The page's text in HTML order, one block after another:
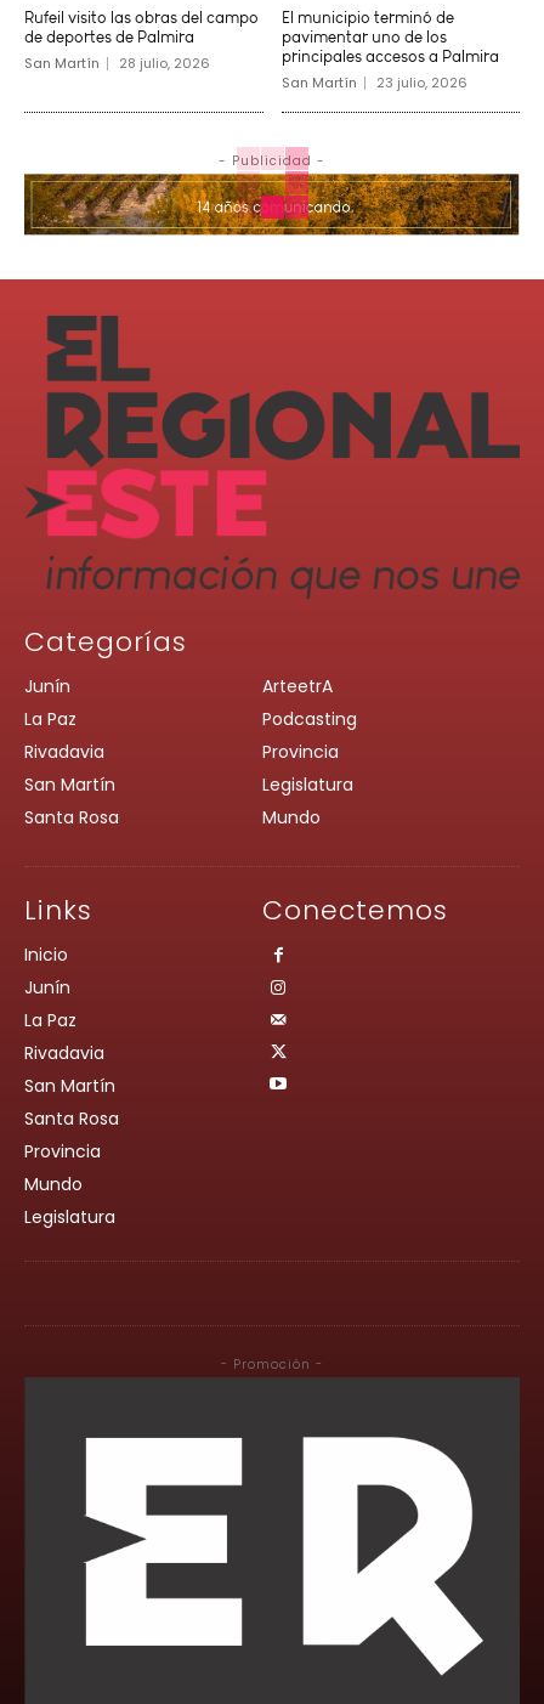
Rufeil visito las obras del campo
de deportes de Palmira
San Martín 28 julio, 2026
El municipio terminó de
pavimentar uno de los
principales accesos a Palmira
San Martín 23 julio, 2026
- Publicidad -
Categorías
Junín
La Paz
Rivadavia
San Martín
Santa Rosa
ArteetrA
Podcasting
Provincia
Legislatura
Mundo
Links
Inicio
Junín
La Paz
Rivadavia
San Martín
Santa Rosa
Provincia
Mundo
Legislatura
Conectemos
- Promoción -